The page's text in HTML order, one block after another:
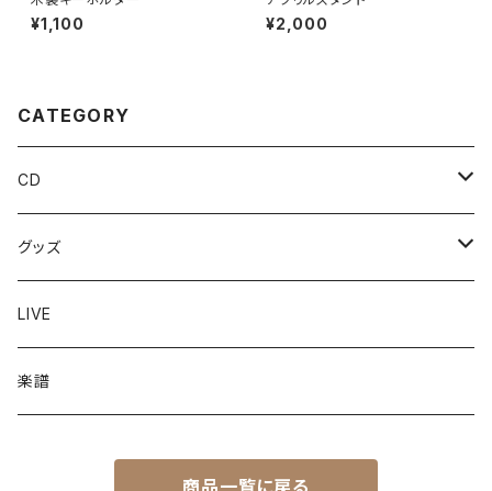
¥1,100 ¥2,000
CATEGORY
CD
シングルCD
ミニアルバムCD
グッズ
ポストカード
衣類
LIVE
楽譜
商品一覧に戻る